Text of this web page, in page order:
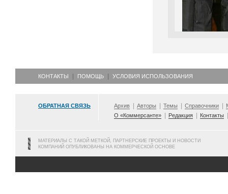
КОНТАКТЫ ПОМОЩЬ УСЛОВИЯ ИСПОЛЬЗОВАНИЯ
ОБРАТНАЯ СВЯЗЬ Архив Авторы Темы Справочники
О «Коммерсанте»
Редакция Контакты
МАТЕРИАЛЫ С ТАКОЙ МЕТКОЙ, ПАРТНЕРСКИЕ ПРОЕКТЫ И НОВОСТИ
КОМПАНИЙ ОПУБЛИКОВАНЫ НА КОММЕРЧЕСКОЙ ОСНОВЕ